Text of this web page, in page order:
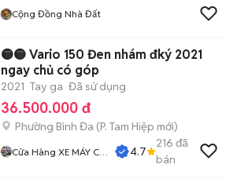
Cộng Đồng Nhà Đất
🟡🟡 Vario 150 Đen nhám đký 2021
ngay chủ có góp
2021 Tay ga Đã sử dụng
36.500.000 đ
Phường Bình Đa (P. Tam Hiệp mới)
Cửa Hàng XE MÁY CŨ
4.7
216 đã
bán